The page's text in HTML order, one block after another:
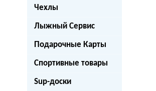
Чехлы
Лыжный Сервис
Подарочные Карты
Спортивные товары
Sup-доски